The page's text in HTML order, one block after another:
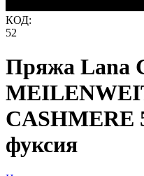
КОД:
52
Пряжа Lana
CASHMERE
фуксия